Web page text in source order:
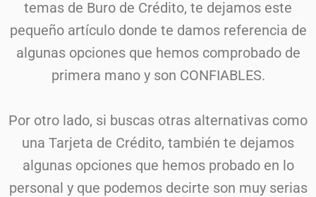
temas de Buro de Crédito, te dejamos este
pequeño artículo donde te damos referencia de
algunas opciones que hemos comprobado de
primera mano y son CONFIABLES.
Por otro lado, si buscas otras alternativas como
una Tarjeta de Crédito, también te dejamos
algunas opciones que hemos probado en lo
personal y que podemos decirte son muy serias